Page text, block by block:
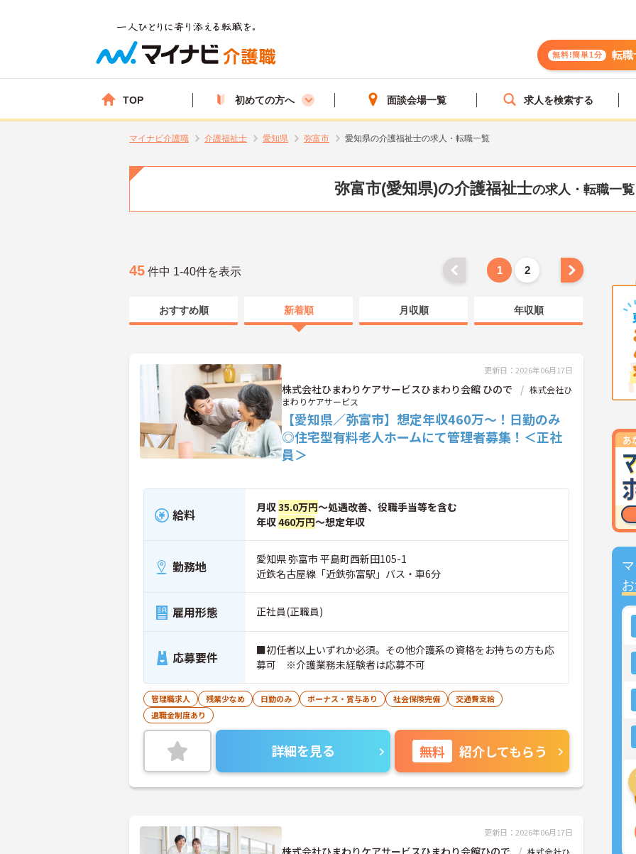
無料!簡単1分 転職
TOP 初めての方へ 面談会場一覧 求人を検索する
マイナビ介護職 介護福祉士 愛知県 弥富市 愛知県の介護福祉士の求人・転職一覧
弥富市(愛知県)の介護福祉士の求人・転職一覧
45 件中 1-40件を表示 1 2
おすすめ順 新着順 月収順 年収順
更新日：2026年06月17日
株式会社ひまわりケアサービスひまわり会館 ひので
株式会社ひ
まわりケアサービス
【愛知県／弥富市】想定年収460万～！日勤のみ
◎住宅型有料老人ホームにて管理者募集！＜正社
員＞
給料 月収35.0万円～処遇改善、役職手当等を含む
年収460万円～想定年収
勤務地
愛知県 弥富市 平島町西新田105-1
近鉄名古屋線「近鉄弥富駅」バス・車6分
雇用形態 正社員(正職員)
応募要件
■初任者以上いずれか必須。その他介護系の資格をお持ちの方も応
募可 ※介護業務未経験者は応募不可
管理職求人 残業少なめ 日勤のみ ボーナス・賞与あり 社会保険完備
交通費支給
退職金制度あり
詳細を見る 無料 紹介してもらう
更新日：2026年06月17日
株式会社ひまわりケアサービスひまわり会館ひので
株式会社ひ